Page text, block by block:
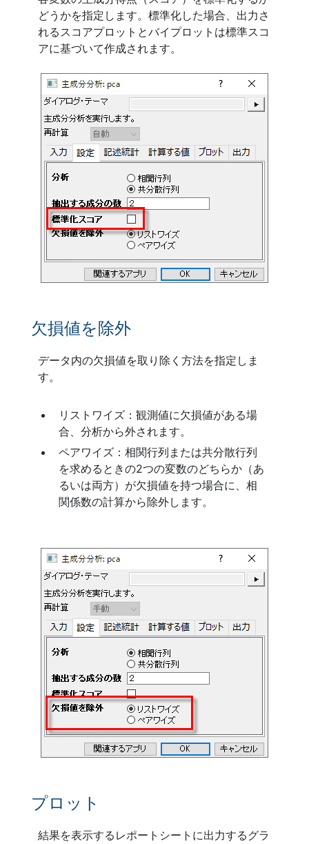
どうかを指定します。標準化した場合、出力さ
れるスコアプロットとバイプロットは標準スコ
アに基づいて作成されます。
欠損値を除外
データ内の欠損値を取り除く方法を指定しま
す。
リストワイズ：観測値に欠損値がある場
合、分析から外されます。
ペアワイズ：相関行列または共分散行列
を求めるときの2つの変数のどちらか（あ
るいは両方）が欠損値を持つ場合に、相
関係数の計算から除外します。
プロット
結果を表示するレポートシートに出力するグラ